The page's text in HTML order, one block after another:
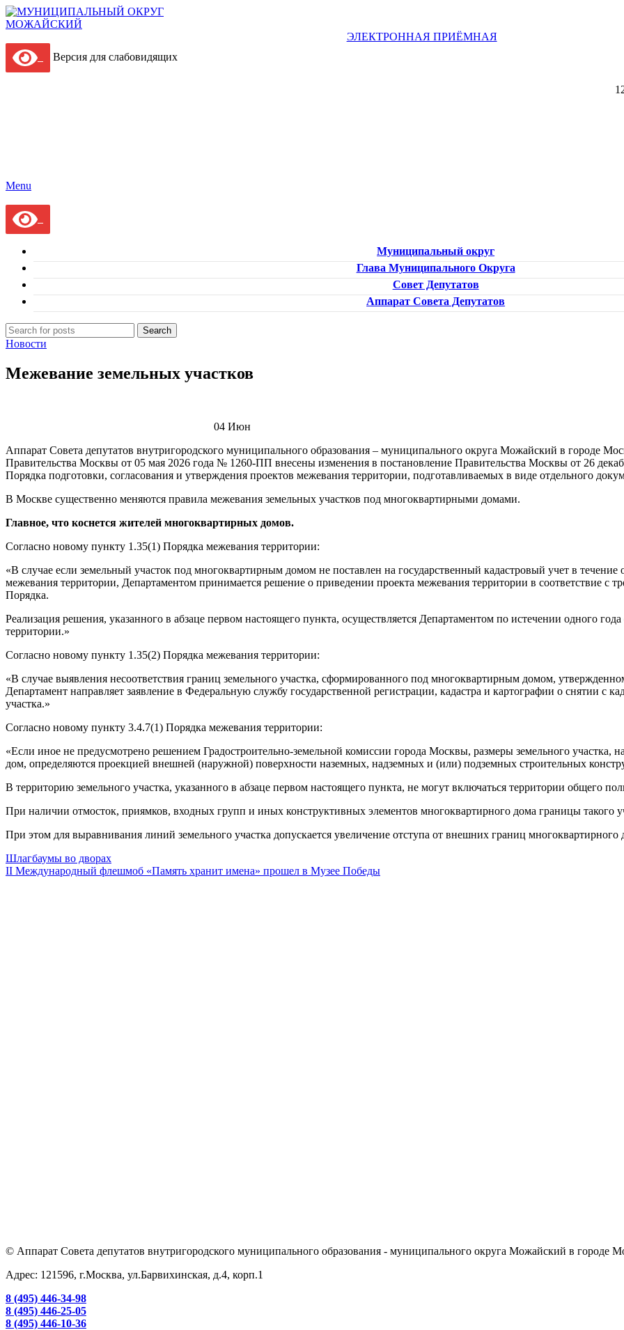
ЭЛЕКТРОННАЯ ПРИЁМНАЯ
Версия для слабовидящих
Menu
Муниципальный округ
Глава Муниципального Округа
Совет Депутатов
Аппарат Совета Депутатов
Search
Новости
Межевание земельных участков
04 Июн
Аппарат Совета депутатов внутригородского муниципального образования – муниципального округа Можайский в городе
Правительства Москвы от 05 мая 2026 года № 1260-ПП внесены изменения в постановление Правительства Москвы от 26
Порядка подготовки, согласования и утверждения проектов межевания территории, подготавливаемых в виде отдельного
В Москве существенно меняются правила межевания земельных участков под многоквартирными домами.
Главное, что коснется жителей многоквартирных домов.
Согласно новому пункту 1.35(1) Порядка межевания территории:
«В случае если земельный участок под многоквартирным домом не поставлен на государственный кадастровый учет в течение
межевания территории, Департаментом принимается решение о приведении проекта межевания территории в соответствие с
Порядка.
Реализация решения, указанного в абзаце первом настоящего пункта, осуществляется Департаментом по истечении одного
территории.»
Согласно новому пункту 1.35(2) Порядка межевания территории:
«В случае выявления несоответствия границ земельного участка, сформированного под многоквартирным домом,
Департамент направляет заявление в Федеральную службу государственной регистрации, кадастра и картографии о снятии с
участка.»
Согласно новому пункту 3.4.7(1) Порядка межевания территории:
«Если иное не предусмотрено решением Градостроительно-земельной комиссии города Москвы, размеры земельного участка,
дом, определяются проекцией внешней (наружной) поверхности наземных, надземных и (или) подземных строительных
В территорию земельного участка, указанного в абзаце первом настоящего пункта, не могут включаться территории общего
При наличии отмосток, приямков, входных групп и иных конструктивных элементов многоквартирного дома границы такого
При этом для выравнивания линий земельного участка допускается увеличение отступа от внешних границ многоквартирного
Шлагбаумы во дворах
II Международный флешмоб «Память хранит имена» прошел в Музее Победы
© Аппарат Совета депутатов внутригородского муниципального образования - муниципального округа Можайский в городе
Адрес: 121596, г.Москва, ул.Барвихинская, д.4, корп.1
8 (495) 446-34-98
8 (495) 446-25-05
8 (495) 446-10-36